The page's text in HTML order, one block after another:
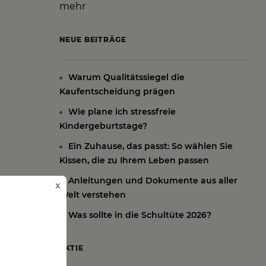
x
mehr
NEUE BEITRÄGE
Warum Qualitätssiegel die
Kaufentscheidung prägen
Wie plane ich stressfreie
Kindergeburtstage?
Ein Zuhause, das passt: So wählen Sie
Kissen, die zu Ihrem Leben passen
Anleitungen und Dokumente aus aller
Welt verstehen
Was sollte in die Schultüte 2026?
AKTIE